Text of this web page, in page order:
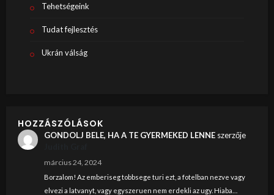
Tehetségeink
Tudat fejlesztés
Ukrán válság
HOZZÁSZÓLÁSOK
GONDOLJ BELE, HA A TE GYERMEKED LENNEszerzője
március 24, 2024
Borzalom! Az emberiseg tobbsege turi ezt, a fotelban nezve vagy
elvezi a latvanyt, vagy egyszeruen nem erdekli az ugy. Hiaba…